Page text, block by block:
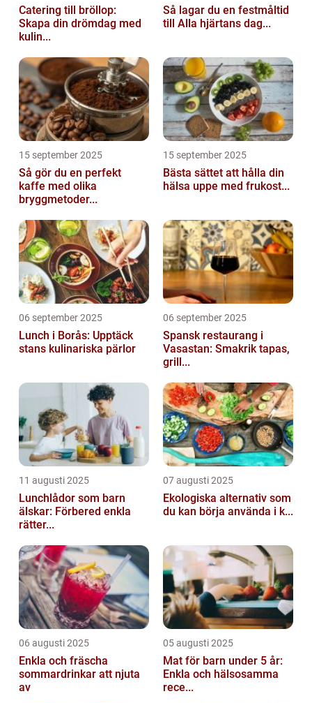
Catering till bröllop:
Skapa din drömdag med
kulin...
Så lagar du en festmåltid
till Alla hjärtans dag...
15 september 2025
Så gör du en perfekt
kaffe med olika
bryggmetoder...
15 september 2025
Bästa sättet att hålla din
hälsa uppe med frukost...
06 september 2025
Lunch i Borås: Upptäck
stans kulinariska pärlor
06 september 2025
Spansk restaurang i
Vasastan: Smakrik tapas,
grill...
11 augusti 2025
Lunchlådor som barn
älskar: Förbered enkla
rätter...
07 augusti 2025
Ekologiska alternativ som
du kan börja använda i k...
06 augusti 2025
Enkla och fräscha
sommardrinkar att njuta
av
05 augusti 2025
Mat för barn under 5 år:
Enkla och hälsosamma
rece...